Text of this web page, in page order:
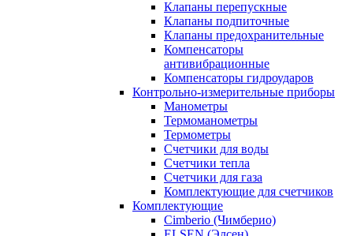
Клапаны перепускные
Клапаны подпиточные
Клапаны предохранительные
Компенсаторы
антивибрационные
Компенсаторы гидроударов
Контрольно-измерительные приборы
Манометры
Термоманометры
Термометры
Счетчики для воды
Счетчики тепла
Счетчики для газа
Комплектующие для счетчиков
Комплектующие
Cimberio (Чимберио)